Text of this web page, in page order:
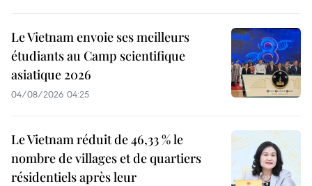
Le Vietnam envoie ses meilleurs
étudiants au Camp scientifique
asiatique 2026
04/08/2026 04:25
Le Vietnam réduit de 46,33 % le
nombre de villages et de quartiers
résidentiels après leur